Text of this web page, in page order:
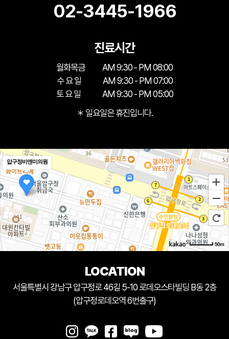
02-3445-1966
진료시간
월화목금
AM 9:30 - PM 08:00
수 요 일
AM 9:30 - PM 07:00
토 요 일
AM 9:30 - PM 05:00
＊ 일요일은 휴진입니다.
LOCATION
압구정비앤미의원
50m
서울특별시 강남구 압구정로 46길 5-10 로데오스타빌딩 B동 2층
(압구정로데오역 6번출구)